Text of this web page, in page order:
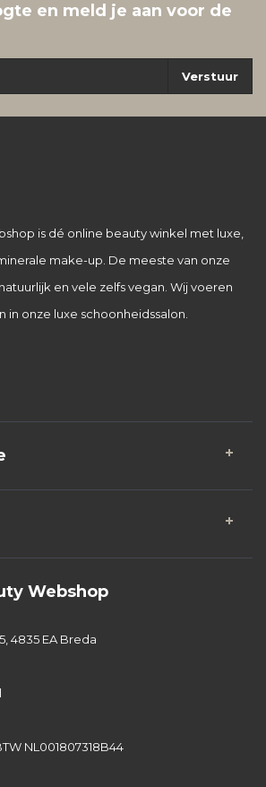
en meld je aan voor de
Verstuur
is dé online beauty winkel met luxe,
make-up. De meeste van onze
en vele zelfs vegan. Wij voeren
in onze luxe schoonheidssalon.
Webshop
4835 EA Breda
NL001807318B44